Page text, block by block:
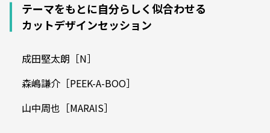
テーマをもとに自分らしく似合わせる
カットデザインセッション
成田堅太朗［N］
森嶋謙介［PEEK-A-BOO］
山中周也［MARAIS］